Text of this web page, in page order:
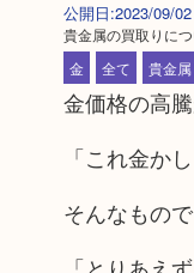
公開日:2023/09/
貴金属の買取りに
金
全て 貴金属
金価格の高
「これ金か
そんなもの